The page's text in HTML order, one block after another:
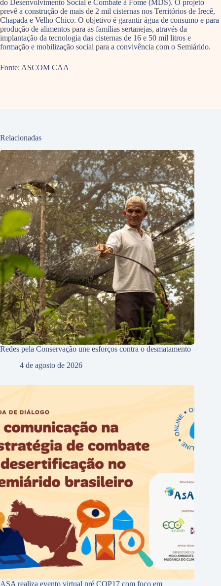
do Desenvolvimento Social e Combate à Fome (MDS). O projeto
prevê a construção de mais de 2 mil cisternas nos Territórios de Irecê,
Chapada e Velho Chico. O objetivo é garantir água de consumo e para
produção de alimentos para as famílias sertanejas, através da
implantação da tecnologia das cisternas de 16 e 50 mil litros e
formação e mobilização social para a convivência com o Semiárido.
Fonte: ASCOM CAA
Relacionadas
Redes pela Conservação une esforços contra o desmatamento
4 de agosto de 2026
ASA realiza evento virtual pré COP17 com foco em